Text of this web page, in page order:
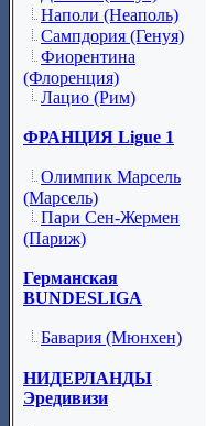
Наполи (Неаполь)
Сампдория (Генуя)
Фиорентина
(Флоренция)
Лацио (Рим)
ФРАНЦИЯ Ligue 1
Олимпик Марсель
(Марсель)
Пари Сен-Жермен
(Париж)
Германская
BUNDESLIGA
Бавария (Мюнхен)
НИДЕРЛАНДЫ
Эредивизи